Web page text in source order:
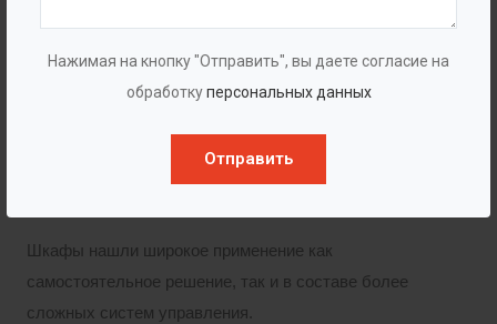
Нажимая на кнопку "Отправить", вы даете согласие на
обработкуперсональных данных
Отправить
позволяет изготавливать шкафы различного
Окраска корпуса может быть выполнена по
Шкафы нашли широкое применение как
самостоятельное решение, так и в составе более
сложных систем управления.